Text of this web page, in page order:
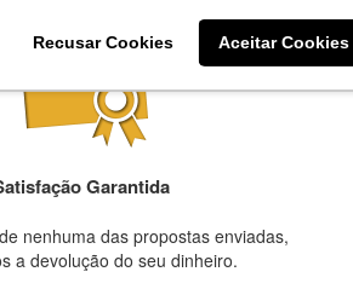
Recusar Cookies Aceitar Cookies
Garantida
nenhuma das propostas enviadas,
a devolução do seu dinheiro.